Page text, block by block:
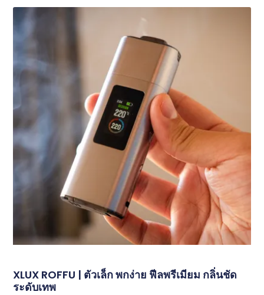
XLUX ROFFU | ตัวเล็ก พกง่าย ฟีลพรีเมียม กลิ่นชัด
ระดับเทพ